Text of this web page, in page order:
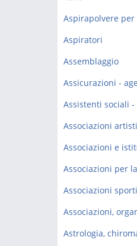
Aspirapolvere per
Aspiratori
Assemblaggio
Assicurazioni -
Associazioni
Associazioni e
Associazioni per
Associazioni
Associazioni,
Astrologia,